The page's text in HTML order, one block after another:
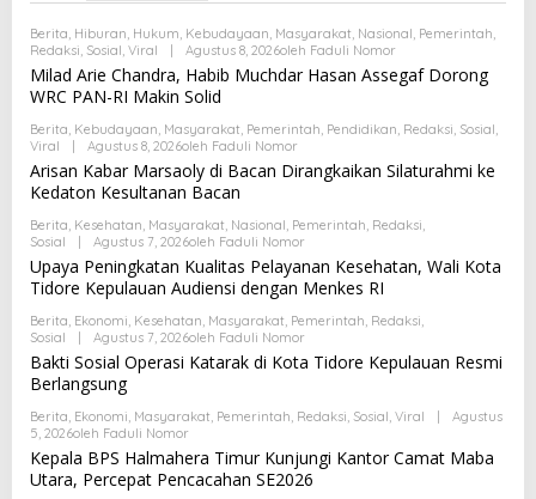
Berita, Hiburan, Hukum, Kebudayaan, Masyarakat, Nasional, Pemerintah,
Redaksi, Sosial, Viral Agustus 8, 2026Oleh Faduli Nomor
Milad Arie Chandra, Habib Muchdar Hasan Assegaf Dorong
WRC PAN-RI Makin Solid
Berita, Kebudayaan, Masyarakat, Pemerintah, Pendidikan, Redaksi, Sosial,
Viral
Agustus 8, 2026Oleh Faduli Nomor
Arisan Kabar Marsaoly di Bacan Dirangkaikan Silaturahmi ke
Kedaton Kesultanan Bacan
Berita, Kesehatan, Masyarakat, Nasional, Pemerintah, Redaksi,
Sosial
Agustus 7, 2026Oleh Faduli Nomor
Upaya Peningkatan Kualitas Pelayanan Kesehatan, Wali Kota
Tidore Kepulauan Audiensi dengan Menkes RI
Berita, Ekonomi, Kesehatan, Masyarakat, Pemerintah, Redaksi,
Sosial
Agustus 7, 2026Oleh Faduli Nomor
Bakti Sosial Operasi Katarak di Kota Tidore Kepulauan Resmi
Berlangsung
Berita, Ekonomi, Masyarakat, Pemerintah, Redaksi, Sosial, Viral
Agustus
5, 2026Oleh Faduli Nomor
Kepala BPS Halmahera Timur Kunjungi Kantor Camat Maba
Utara, Percepat Pencacahan SE2026